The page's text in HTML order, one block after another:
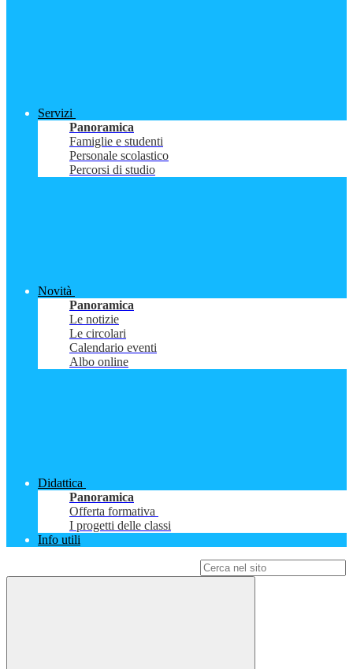
Servizi
Panoramica
Famiglie e studenti
Personale scolastico
Percorsi di studio
Novità
Panoramica
Le notizie
Le circolari
Calendario eventi
Albo online
Didattica
Panoramica
Offerta formativa
I progetti delle classi
Info utili